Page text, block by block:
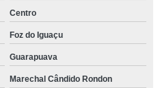
Centro
Foz do Iguaçu
Guarapuava
Marechal Cândido Rondon